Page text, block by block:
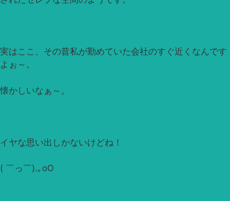
実はここ、その昔私が勤めていた会社のすぐ近くなんです
よぉ～。
懐かしいなぁ～。
イヤな思い出しかないけどね！
( ￣っ￣).｡oO